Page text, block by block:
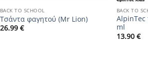
BACK TO SCHOOL
Τσάντα φαγητού (Mr Lion)
26.99 €
BACK TO
AlpinTec
ml
13.90 €